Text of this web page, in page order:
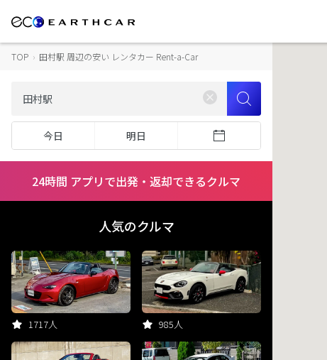
TOP › 田村駅 周辺の安い レンタカー Rent-a-Car
今日 明日
24時間 アプリで出発・返却できるクルマ
人気のクルマ
1717人 985人